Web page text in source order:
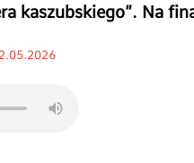
kaszubskiego”. Na